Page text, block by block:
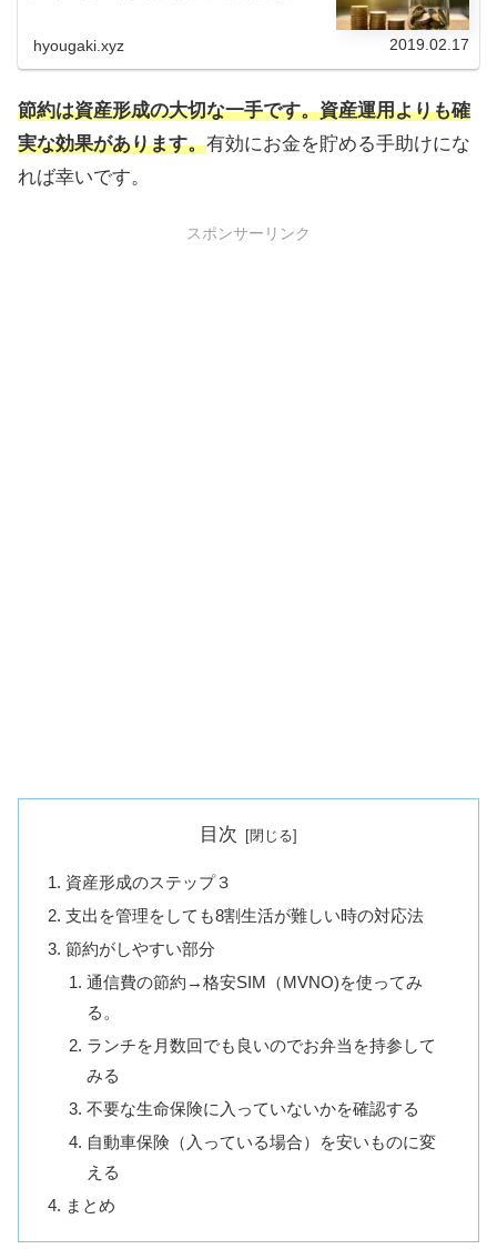
hyougaki.xyz 2019.02.17
節約は資産形成の大切な一手です。資産運用よりも確
実な効果があります。有効にお金を貯める手助けにな
れば幸いです。
スポンサーリンク
目次
資産形成のステップ３
支出を管理をしても8割生活が難しい時の対応法
節約がしやすい部分
通信費の節約→格安SIM（MVNO)を使ってみ
る。
ランチを月数回でも良いのでお弁当を持参して
みる
不要な生命保険に入っていないかを確認する
自動車保険（入っている場合）を安いものに変
える
まとめ